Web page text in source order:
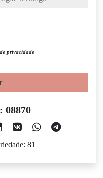
privacidade
08870
81